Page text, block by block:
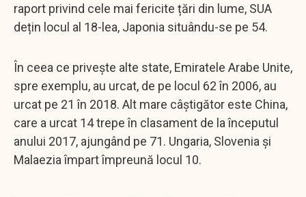
raport privind cele mai fericite țări din lume, SUA
dețin locul al 18-lea, Japonia situându-se pe 54.
În ceea ce privește alte state, Emiratele Arabe Unite,
spre exemplu, au urcat, de pe locul 62 în 2006, au
urcat pe 21 în 2018. Alt mare câștigător este China,
care a urcat 14 trepe în clasament de la începutul
anului 2017, ajungând pe 71. Ungaria, Slovenia și
Malaezia împart împreună locul 10.